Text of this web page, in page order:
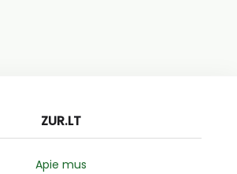
ZUR.LT
Apie mus